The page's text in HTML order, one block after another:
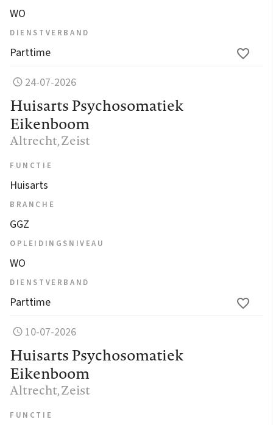
WO
DIENSTVERBAND
Parttime
24-07-2026
Huisarts Psychosomatiek
Eikenboom
Altrecht, Zeist
FUNCTIE
Huisarts
BRANCHE
GGZ
OPLEIDINGSNIVEAU
WO
DIENSTVERBAND
Parttime
10-07-2026
Huisarts Psychosomatiek
Eikenboom
Altrecht, Zeist
FUNCTIE